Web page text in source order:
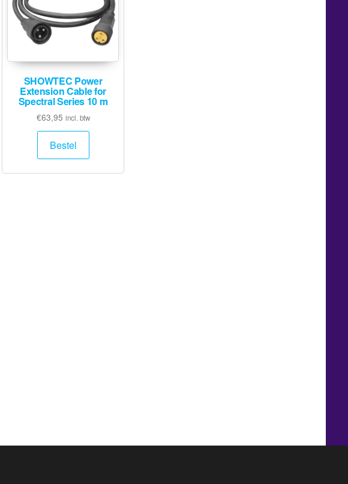
SHOWTEC Power
Extension Cable for
Spectral Series 10 m
€63,95 incl. btw
Bestel